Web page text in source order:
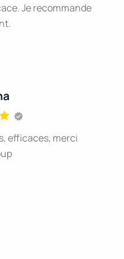
Je recommande
efficaces, merci